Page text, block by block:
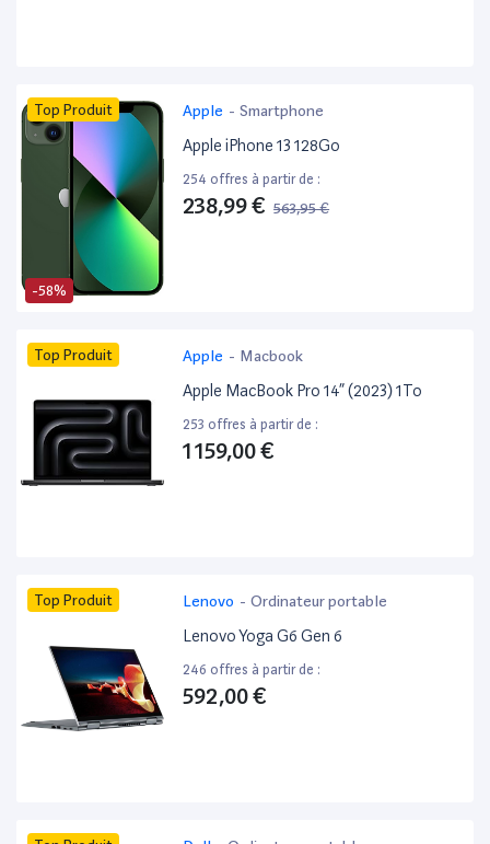
-58%
Top Produit Apple - Smartphone
Apple iPhone 13 128Go
254 offres à partir de :
238,99 € 563,95 €
Top Produit Apple - Macbook
Apple MacBook Pro 14” (2023) 1To
253 offres à partir de :
1 159,00 €
Top Produit Lenovo - Ordinateur portable
Lenovo Yoga G6 Gen 6
246 offres à partir de :
592,00 €